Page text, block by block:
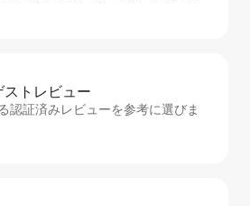
ト⁠レ⁠ビ⁠ュ⁠ー
認証済みレビューを参考に選びま